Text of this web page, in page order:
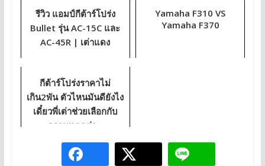
รีวิว แอมป์กีต้าร์โปร่ง
Bullet รุ่น AC-15C และ
AC-45R | เต่าแดง
Yamaha F310 VS
Yamaha F370
กีต้าร์โปร่งราคาไม่
เกิน2พัน ตัวไหนมันดียังไง
เดี๋ยวพี่เต่าช่วยเลือกกับ
ความแตกต่า...